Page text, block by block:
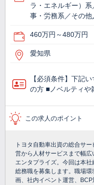
ラ・エネルギー）
事・労務系／その
460万円～480万円
愛知県
【必須条件】下記
の方 ■ノベルティ
この求人のポイント
トヨタ自動車出資の総合サ
営から人材サービスまで幅広
エンタプライズ。今回は本社
総務職を募集します。職場
画、社内イベント運営、